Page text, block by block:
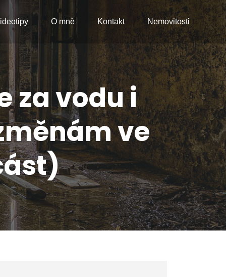
O mně Kontakt Nemovitosti
za vodu i
ve